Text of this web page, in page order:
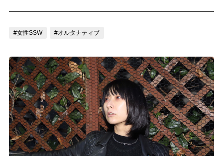
記事リクエスト
ログイン
LINK
muevoクラウドファンディング
#女性SSW #オルタナティブ